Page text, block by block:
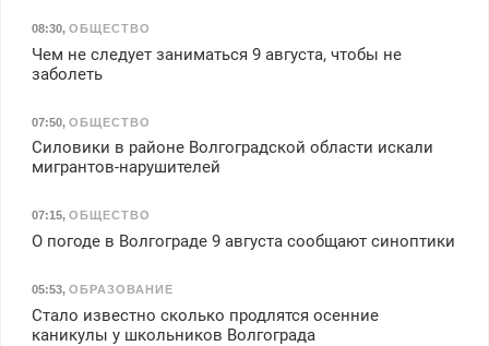
08:30, ОБЩЕСТВО
Чем не следует заниматься 9 августа, чтобы не
заболеть
07:50, ОБЩЕСТВО
Силовики в районе Волгоградской области искали
мигрантов-нарушителей
07:15, ОБЩЕСТВО
О погоде в Волгограде 9 августа сообщают синоптики
05:53, ОБРАЗОВАНИЕ
Стало известно сколько продлятся осенние
каникулы у школьников Волгограда